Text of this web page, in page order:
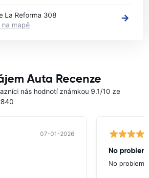
La Reforma 308
mapě
Auta Recenze
nás hodnotí známkou 9.1/10 ze
07-01-2026
No
No